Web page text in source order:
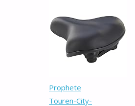
Prophete
Touren-City-